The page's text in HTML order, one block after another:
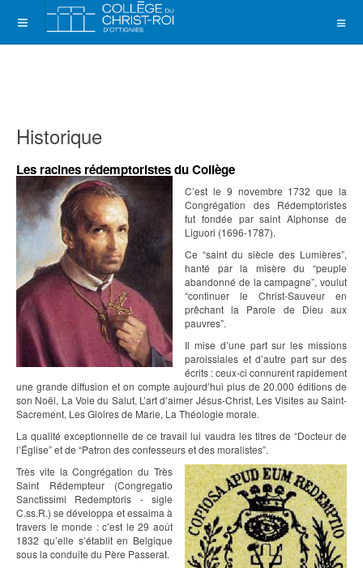
Historique
Les racines rédemptoristes du Collège
C’est le 9 novembre 1732 que la
Congrégation des Rédemptoristes
fut fondée par saint Alphonse de
Liguori (1696-1787).
Ce “saint du siècle des Lumières”,
hanté par la misère du “peuple
abandonné de la campagne”, voulut
“continuer le Christ-Sauveur en
prêchant la Parole de Dieu aux
pauvres”.
Il mise d’une part sur les missions
paroissiales et d’autre part sur des
écrits : ceux-ci connurent rapidement
une grande diffusion et on compte aujourd’hui plus de 20.000 éditions de
son Noël, La Voie du Salut, L’art d’aimer Jésus-Christ, Les Visites au Saint-
Sacrement, Les Gloires de Marie, La Théologie morale.
La qualité exceptionnelle de ce travail lui vaudra les titres de “Docteur de
l’Église” et de “Patron des confesseurs et des moralistes”.
Très vite la Congrégation du Très
Saint Rédempteur (Congregatio
Sanctissimi Redemptoris - sigle
C.ss.R.) se développa et essaima à
travers le monde : c’est le 29 août
1832 qu’elle s’établit en Belgique
sous la conduite du Père Passerat.